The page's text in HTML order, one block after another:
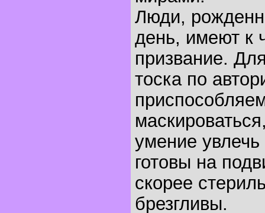
Люди,
день, имеют к
призвание.
тоска по
умение
готовы на
скорее
брезгливы.